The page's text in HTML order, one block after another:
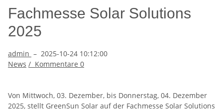
Fachmesse Solar Solutions
2025
admin – 2025-10-24 10:12:00
News / Kommentare 0
Von Mittwoch, 03. Dezember, bis Donnerstag, 04. Dezember
2025, stellt GreenSun Solar auf der Fachmesse Solar Solutions